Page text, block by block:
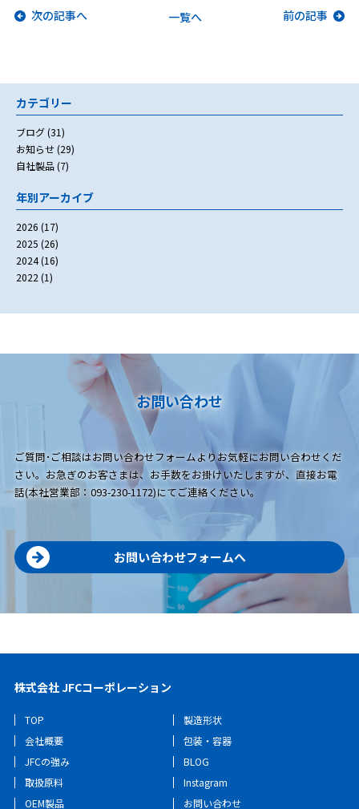
次の記事へ 一覧へ 前の記事
カテゴリー
ブログ(31)
お知らせ(29)
自社製品(7)
年別アーカイブ
2026 (17)
2025 (26)
2024(16)
2022 (1)
お問い合わせ
ご質問･ご相談はお問い合わせフォームよりお気軽にお問い合わせくだ
さい。お急ぎのお客さまは、お手数をお掛けいたしますが、直接お電
話(本社営業部：093-230-1172)にてご連絡ください。
お問い合わせフォームへ
株式会社 JFCコーポレーション
TOP
会社概要
JFCの強み
取扱原料
OEM製品
製造形状
包装・容器
BLOG
Instagram
お問い合わせ